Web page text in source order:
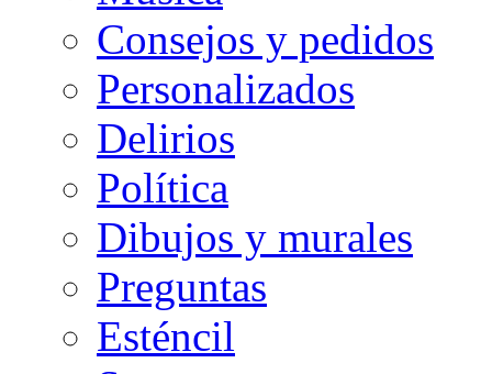
Consejos y pedidos
Personalizados
Delirios
Política
Dibujos y murales
Preguntas
Esténcil